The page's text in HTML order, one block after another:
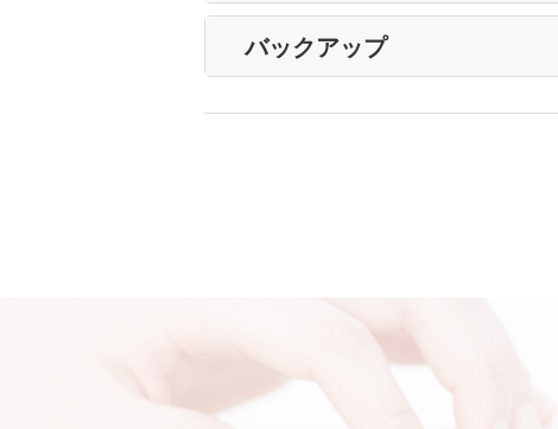
バックアップ